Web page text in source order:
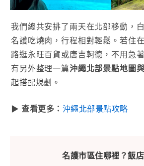
我們總共安排了兩天在北部移動，
名護吃燒肉，行程相對輕鬆。若住
路逛永旺百貨或唐吉軻德，不用急
有另外整理一篇沖繩北部景點地圖
起搭配規劃。
▶ 查看更多： 沖繩北部景點攻略
名護市區住哪裡？飯